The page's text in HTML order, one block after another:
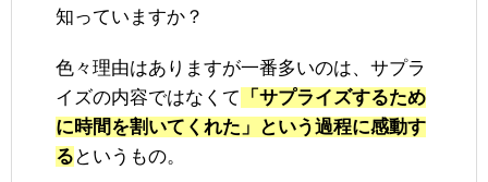
知っていますか？
色々理由はありますが一番多いのは、サプラ
イズの内容ではなくて
「サプライズするため
に時間を割いてくれた」という過程に感動す
る というもの。